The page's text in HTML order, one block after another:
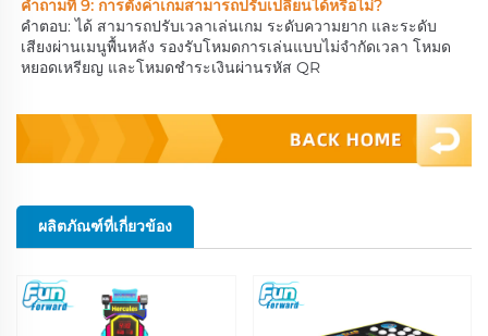
คำถามที่ 9: การตั้งค่าเกมสามารถปรับเปลี่ยนได้หรือไม่?
คำตอบ: ได้ สามารถปรับเวลาเล่นเกม ระดับความยาก และระดับ
เสียงผ่านเมนูพื้นหลัง รองรับโหมดการเล่นแบบไม่จำกัดเวลา โหมด
หยอดเหรียญ และโหมดชำระเงินผ่านรหัส QR
ผลิตภัณฑ์ที่เกี่ยวข้อง